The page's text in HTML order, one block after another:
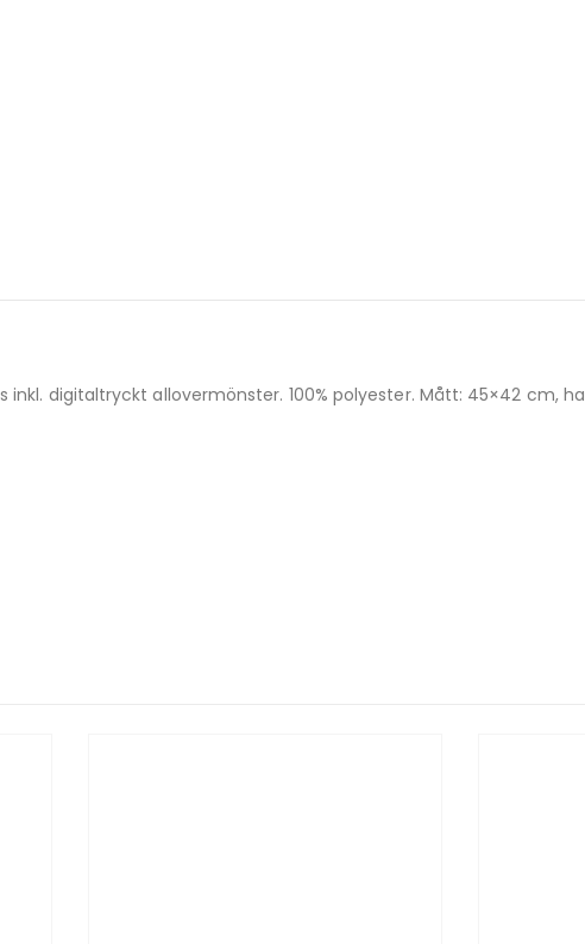
digitaltryckt allovermönster. 100% polyester. Mått: 45×42 cm,